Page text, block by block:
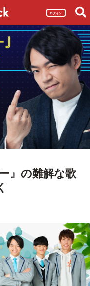
ログイン
』の難解な歌